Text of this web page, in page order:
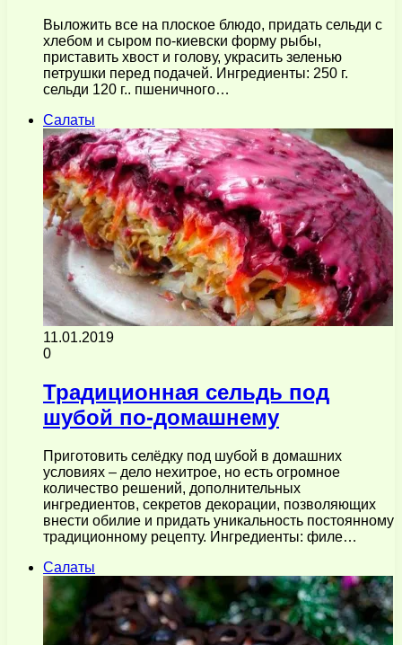
Выложить все на плоское блюдо, придать сельди с
хлебом и сыром по-киевски форму рыбы,
приставить хвост и голову, украсить зеленью
петрушки перед подачей. Ингредиенты: 250 г.
сельди 120 г.. пшеничного…
Салаты
11.01.2019
0
Традиционная сельдь под
шубой по-домашнему
Приготовить селёдку под шубой в домашних
условиях – дело нехитрое, но есть огромное
количество решений, дополнительных
ингредиентов, секретов декорации, позволяющих
внести обилие и придать уникальность постоянному
традиционному рецепту. Ингредиенты: филе…
Салаты